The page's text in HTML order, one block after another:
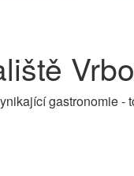
gastronomie -